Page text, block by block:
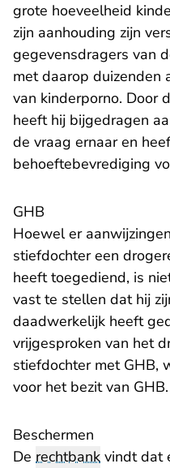
grote hoeveelheid
zijn aanhouding zijn
gegevensdragers van
met daarop duizenden
van kinderporno. Door
heeft hij bijgedragen
de vraag ernaar en
behoeftebevrediging
GHB
Hoewel er
stiefdochter een
heeft toegediend, is
vast te stellen dat hij
daadwerkelijk heeft
vrijgesproken van het
stiefdochter met GHB,
voor het bezit van GHB.
Beschermen
De rechtbank vindt dat